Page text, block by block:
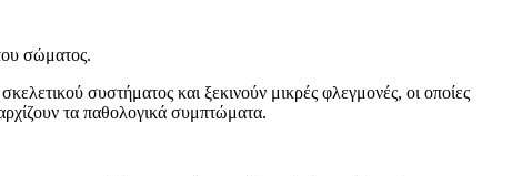
σώματος.
συστήματος και ξεκινούν μικρές φλεγμονές, οι οποίες
τα παθολογικά συμπτώματα.